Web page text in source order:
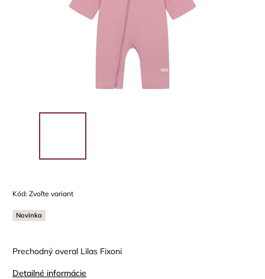
Kód: Zvoľte variant
Novinka
Prechodný overal Lilas Fixoni
Detailné informácie